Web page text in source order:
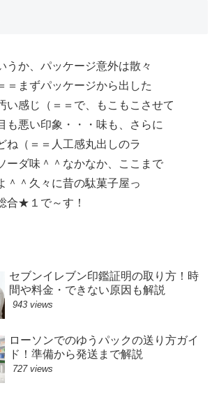
うか、パッケージ意外は散々
＝まずパッケージから出した
い感じ（＝＝で、もこもこさせて
も悪い印象・・・味も、さらに
ね（＝＝人工感丸出しのラ
ーダ味＾＾なかなか、ここまで
＾＾久々に昔の駄菓子屋っ
合★１で～す！
セブンイレブン印鑑証明の取り方！時
間や料金・できない原因も解説
943 views
ローソンでのゆうパックの送り方ガイ
ド！準備から発送まで解説
727 views